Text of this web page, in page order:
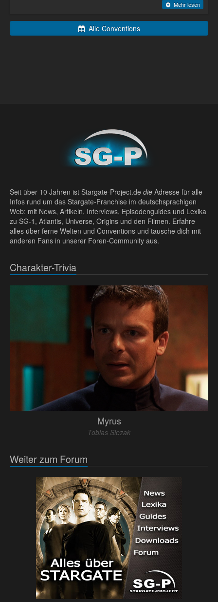
Mehr lesen
Alle Conventions
Seit über 10 Jahren ist Stargate-Project.de die Adresse für alle
Infos rund um das Stargate-Franchise im deutschsprachigen
Web: mit News, Artikeln, Interviews, Episodenguides und Lexika
zu SG-1, Atlantis, Universe, Origins und den Filmen. Erfahre
alles über ferne Welten und Conventions und tausche dich mit
anderen Fans in unserer Foren-Community aus.
Charakter-Trivia
Myrus
Tobias Slezak
Weiter zum Forum